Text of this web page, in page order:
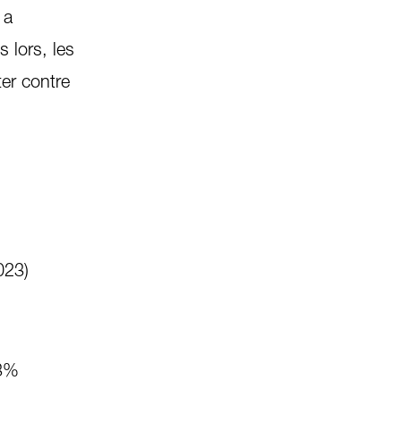
lors, les
contre